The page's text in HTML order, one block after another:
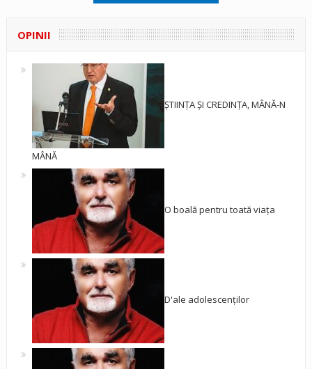
OPINII
ȘTIINȚA ȘI CREDINȚA, MÂNĂ-N
MÂNĂ
O boală pentru toată viața
D'ale adolescenților